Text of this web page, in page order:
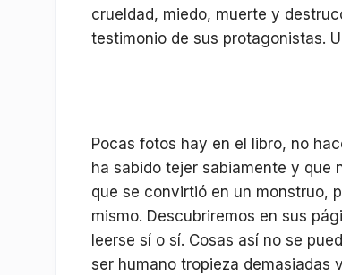
crueldad, miedo, muerte y
testimonio de sus protagonistas.
Pocas fotos hay en el libro, no
ha sabido tejer sabiamente y que
que se convirtió en un monstruo,
mismo. Descubriremos en sus
leerse sí o sí. Cosas así no se
ser humano tropieza demasiadas